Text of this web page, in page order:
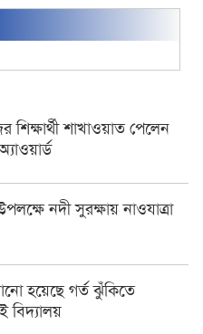
শিক্ষার্থী শাখাওয়াত পেলেন
নদী সুরক্ষায় নাওযাত্রা
হয়েছে গর্ত ঝুঁকিতে
বিদ্যালয়